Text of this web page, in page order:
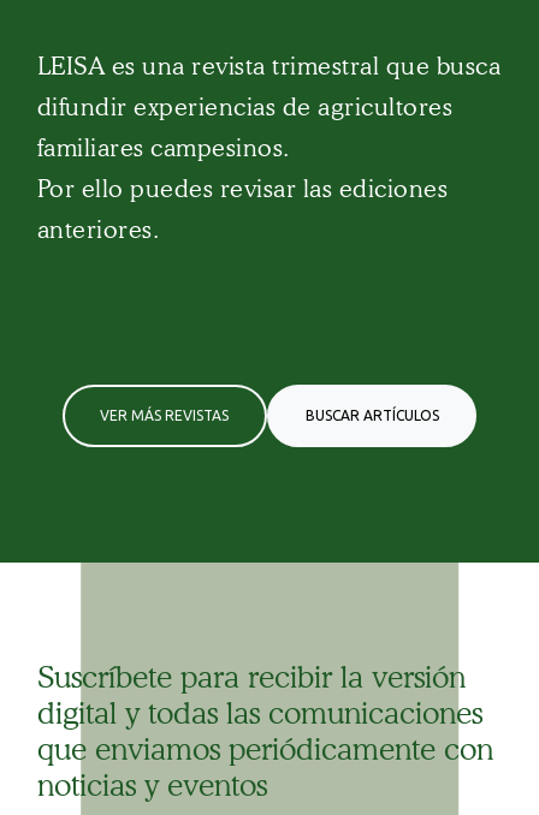
LEISA es una revista trimestral que busca
difundir experiencias de agricultores
familiares campesinos.
Por ello puedes revisar las ediciones
anteriores.
VER MÁS REVISTAS BUSCAR ARTÍCULOS
Suscríbete para recibir la versión
digital y todas las comunicaciones
que enviamos periódicamente con
noticias y eventos